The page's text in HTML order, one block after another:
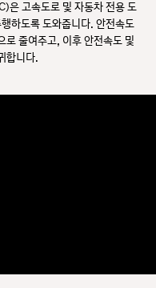
은 고속도로 및 자동차 전용 도
하도록 도와줍니다. 안전속도
로 줄여주고, 이후 안전속도 및
합니다.